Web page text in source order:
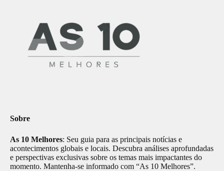
Sobre
As 10 Melhores: Seu guia para as principais notícias e
acontecimentos globais e locais. Descubra análises aprofundadas
e perspectivas exclusivas sobre os temas mais impactantes do
momento. Mantenha-se informado com “As 10 Melhores”.